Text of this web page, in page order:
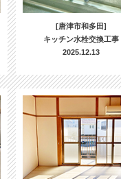
[唐津市和多田]
キッチン水栓交換工事
2025.12.13